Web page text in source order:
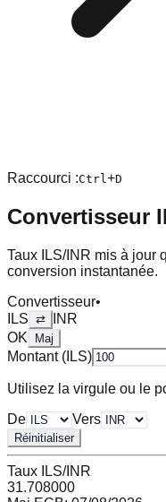
Raccourci :Ctrl+D
Convertisseur
Taux ILS/INR mis à jour
conversion instantanée.
Convertisseur•
ILS ⇄
INR
OK
Maj
Montant ( ILS)
Utilisez la virgule ou le
De
Vers
Réinitialiser
Taux ILS/INR
31.708000